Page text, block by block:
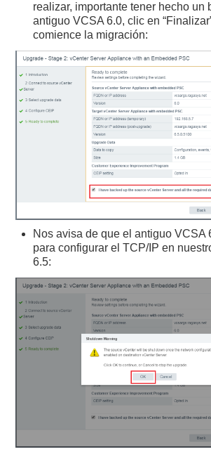
realizar, importante tener hecho un
antiguo VCSA 6.0, clic en
comience la migración:
Nos avisa de que el antiguo VCSA
para configurar el TCP/IP en
6.5: